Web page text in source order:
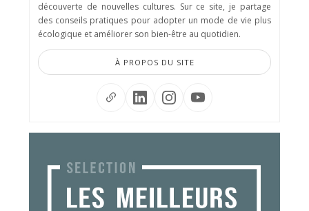
découverte de nouvelles cultures. Sur ce site, je partage
des conseils pratiques pour adopter un mode de vie plus
écologique et améliorer son bien-être au quotidien.
À PROPOS DU SITE